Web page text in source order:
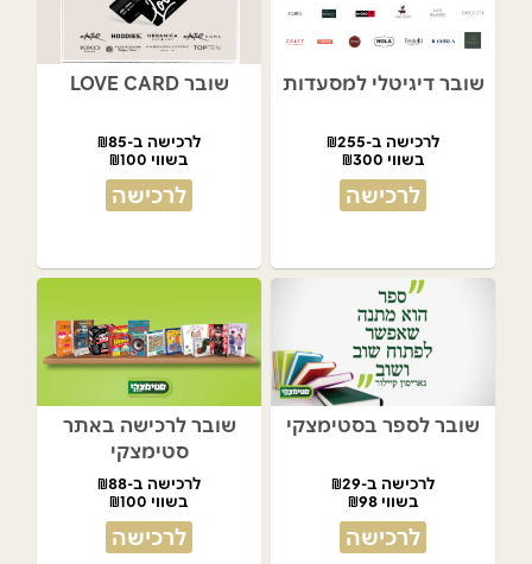
שובר דיגיטלי למסעדות
לרכישה ב-₪255
בשווי ₪300
לרכישה
שובר LOVE CARD
לרכישה ב-₪85
בשווי ₪100
לרכישה
שובר לספר בסטימצקי
לרכישה ב-₪29
בשווי ₪98
לרכישה
שובר לרכישה באתר
סטימצקי
לרכישה ב-₪88
בשווי ₪100
לרכישה